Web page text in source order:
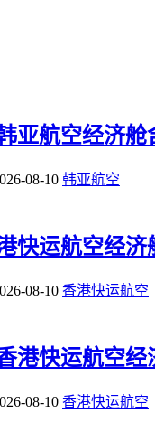
航空经济舱
08-10 韩亚航空
运航空经济
08-10 香港快运航空
港快运航空经
08-10 香港快运航空